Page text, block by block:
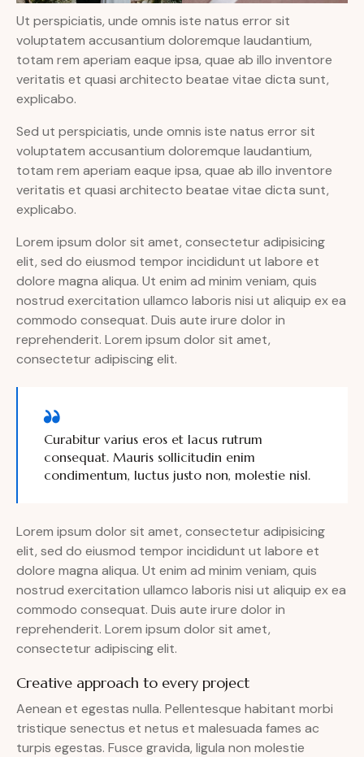
Ut perspiciatis, unde omnis iste natus error sit
voluptatem accusantium doloremque laudantium,
totam rem aperiam eaque ipsa, quae ab illo inventore
veritatis et quasi architecto beatae vitae dicta sunt,
explicabo.
Sed ut perspiciatis, unde omnis iste natus error sit
voluptatem accusantium doloremque laudantium,
totam rem aperiam eaque ipsa, quae ab illo inventore
veritatis et quasi architecto beatae vitae dicta sunt,
explicabo.
Lorem ipsum dolor sit amet, consectetur adipisicing
elit, sed do eiusmod tempor incididunt ut labore et
dolore magna aliqua. Ut enim ad minim veniam, quis
nostrud exercitation ullamco laboris nisi ut aliquip ex ea
commodo consequat. Duis aute irure dolor in
reprehenderit. Lorem ipsum dolor sit amet,
consectetur adipiscing elit.
Curabitur varius eros et lacus rutrum
consequat. Mauris sollicitudin enim
condimentum, luctus justo non, molestie nisl.
Lorem ipsum dolor sit amet, consectetur adipisicing
elit, sed do eiusmod tempor incididunt ut labore et
dolore magna aliqua. Ut enim ad minim veniam, quis
nostrud exercitation ullamco laboris nisi ut aliquip ex ea
commodo consequat. Duis aute irure dolor in
reprehenderit. Lorem ipsum dolor sit amet,
consectetur adipiscing elit.
Creative approach to every project
Aenean et egestas nulla. Pellentesque habitant morbi
tristique senectus et netus et malesuada fames ac
turpis egestas. Fusce gravida, ligula non molestie